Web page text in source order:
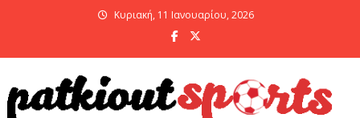
Κυριακή, 11 Ιανουαρίου, 2026